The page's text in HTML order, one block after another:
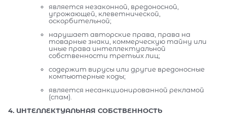
является незаконной, вредоносной,
угрожающей, клеветнической,
оскорбительной;
нарушает авторские права, права на
товарные знаки, коммерческую тайну или
иные права интеллектуальной
собственности третьих лиц;
содержит вирусы или другие вредоносные
компьютерные коды;
является несанкционированной рекламой
(спам).
4. ИНТЕЛЛЕКТУАЛЬНАЯ СОБСТВЕННОСТЬ